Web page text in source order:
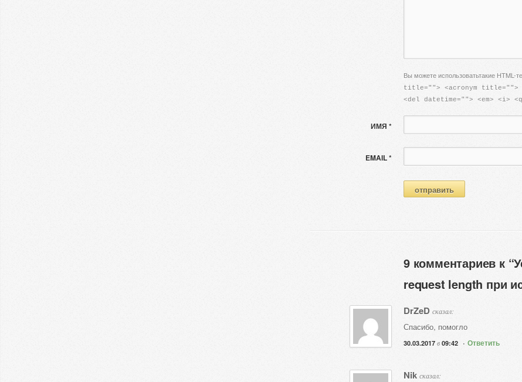
Вы можете использоватьтакие HTML-
title=""> <acronym title="">
<del datetime=""> <em> <i>
ИМЯ *
EMAIL *
9 комментариев к
request length при
DrZeD сказал:
Спасибо, помогло
30.03.2017 в 09:42 · Ответить
Nik сказал: